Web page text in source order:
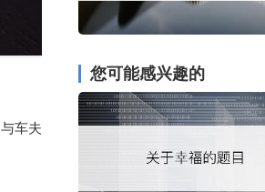
车夫
您可能感兴趣的